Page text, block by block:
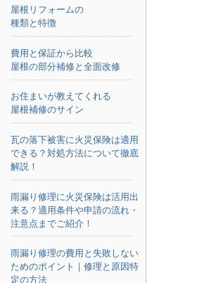
屋根リフォームの
種類と特徴
費用と保証から比較
屋根の部分補修と全面改修
お住まいが教えてくれる
屋根補修のサイン
瓦の落下被害に火災保険は適用
できる？対処方法について徹底
解説！
雨漏り修理に火災保険は活用出
来る？適用条件や申請の流れ・
注意点までご紹介！
雨漏り修理の費用と失敗しない
ためのポイント｜修理と原因特
定の方法